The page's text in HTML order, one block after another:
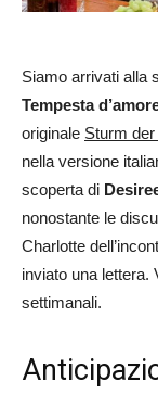
Siamo arrivati alla
Tempesta
originale Sturm der
nella versione
scoperta di
nonostante le
Charlotte
inviato una lettera.
settimanali.